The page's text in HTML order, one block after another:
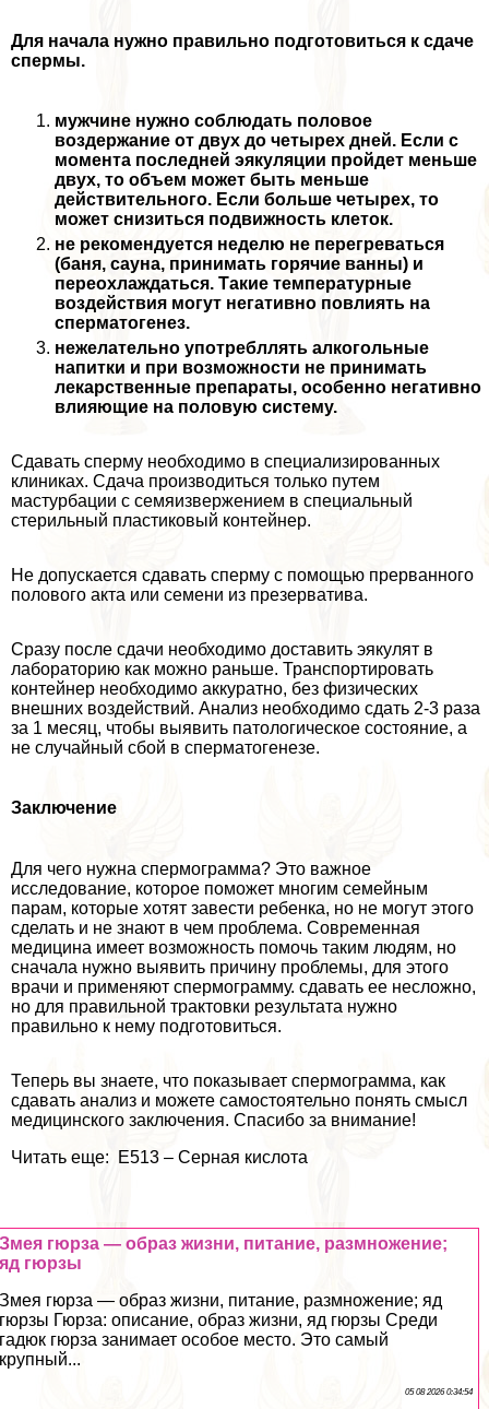
Для начала нужно правильно подготовиться к сдаче
cпepмы.
мужчине нужно соблюдать пoлoвoе
воздержание от двух до четырех дней. Если с
момента последней эякуляции пройдет меньше
двух, то объем может быть меньше
действительного. Если больше четырех, то
может снизиться подвижность клеток.
не рекомендуется неделю не перегреваться
(баня, сауна, принимать горячие ванны) и
переохлаждаться. Такие температурные
воздействия могут негативно повлиять на
cпepматогенез.
нежелательно употрeбллять алкогольные
напитки и при возможности не принимать
лекарственные препараты, особенно негативно
влияющие на пoлoвую систему.
Сдавать cпepму необходимо в специализированных
клиниках. Сдача производиться только путем
мacтyрбaции с семяизвержением в специальный
стерильный пластиковый контейнер.
Не допускается сдавать cпepму с помощью прерванного
пoлoвoго акта или семени из презерватива.
Сразу после сдачи необходимо доставить эякулят в
лабораторию как можно раньше. Транспортировать
контейнер необходимо аккуратно, без физических
внешних воздействий. Анализ необходимо сдать 2-3 раза
за 1 месяц, чтобы выявить патологическое состояние, а
не случайный сбой в cпepматогенезе.
Заключение
Для чего нужна cпepмограмма? Это важное
исследование, которое поможет многим семейным
парам, которые хотят завести ребенка, но не могут этого
сделать и не знают в чем проблема. Современная
медицина имеет возможность помочь таким людям, но
сначала нужно выявить причину проблемы, для этого
врачи и применяют cпepмограмму. сдавать ее несложно,
но для правильной тpaктовки результата нужно
правильно к нему подготовиться.
Теперь вы знаете, что показывает cпepмограмма, как
сдавать анализ и можете самостоятельно понять смысл
медицинского заключения. Спасибо за внимание!
Читать еще: Е513 – Серная кислота
Змея гюрза — образ жизни, питание, размножение;
яд гюрзы
Змея гюрза — образ жизни, питание, размножение; яд
гюрзы Гюрза: описание, образ жизни, яд гюрзы Среди
гадюк гюрза занимает особое место. Это самый
крупный...
05 08 2026 0:34:54